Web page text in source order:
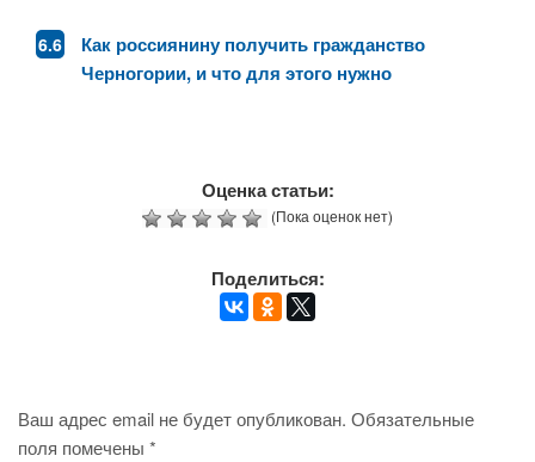
Как россиянину получить гражданство
Черногории, и что для этого нужно
Оценка статьи:
(Пока оценок нет)
Поделиться:
Ваш адрес email не будет опубликован. Обязательные
поля помечены *